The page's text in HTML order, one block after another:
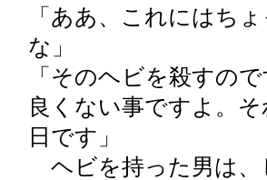
「ああ、これにはち
な」
「そのヘビを殺すの
良くない事ですよ。
日です」
ヘビを持った男は、